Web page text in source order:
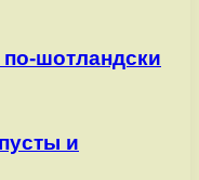
шотландски
и